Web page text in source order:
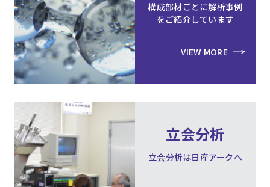
構成部材ごとに解析事例
をご紹介しています
VIEW MORE
立会分析
立会分析は日産アークへ